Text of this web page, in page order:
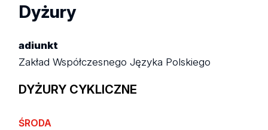
Dyżury
adiunkt
Zakład Współczesnego Języka Polskiego
DYŻURY CYKLICZNE
ŚRODA